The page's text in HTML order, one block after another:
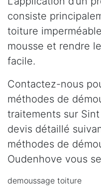
consiste
toiture
mousse et rendre
facile.
Contactez-nous
méthodes de
traitements sur
devis détaillé
méthodes de
Oudenhove vous
demoussage toiture